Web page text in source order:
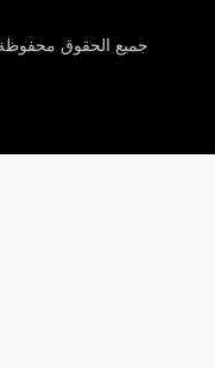
جميع الحقوق محفوظة